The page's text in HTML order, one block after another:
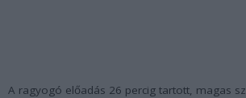
A ragyogó előadás 26 percig tartott, magas